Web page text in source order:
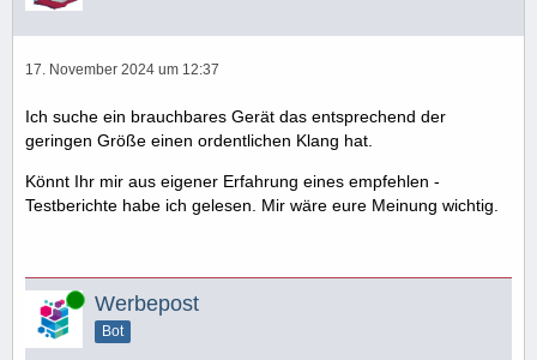
17. November 2024 um 12:37
Ich suche ein brauchbares Gerät das entsprechend der
geringen Größe einen ordentlichen Klang hat.
Könnt Ihr mir aus eigener Erfahrung eines empfehlen -
Testberichte habe ich gelesen. Mir wäre eure Meinung wichtig.
Online Werbepost
Bot